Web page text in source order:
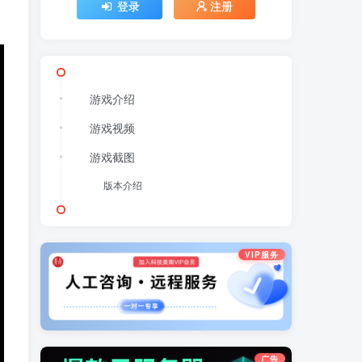
登录 注册
游戏介绍
游戏视频
游戏截图
版本介绍
VIP服务
广告